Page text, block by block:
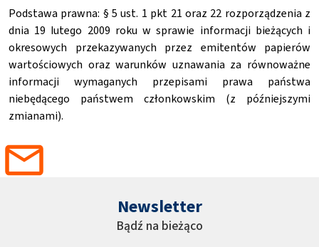
Podstawa prawna: § 5 ust. 1 pkt 21 oraz 22 rozporządzenia z
dnia 19 lutego 2009 roku w sprawie informacji bieżących i
okresowych przekazywanych przez emitentów papierów
wartościowych oraz warunków uznawania za równoważne
informacji wymaganych przepisami prawa państwa
niebędącego państwem członkowskim (z późniejszymi
zmianami).
Newsletter
Bądź na bieżąco